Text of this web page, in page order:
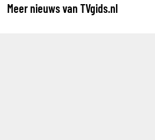
Meer nieuws van TVgids.nl